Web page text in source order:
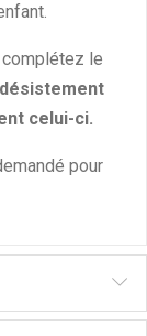
le
celui-ci.
pour